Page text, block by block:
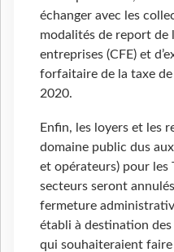
échanger avec les
modalités de report
entreprises (CFE) et
forfaitaire de la taxe de
2020.
Enfin, les loyers et les
domaine public dus
et opérateurs) pour les
secteurs seront
fermeture
établi à destination
qui souhaiteraient faire